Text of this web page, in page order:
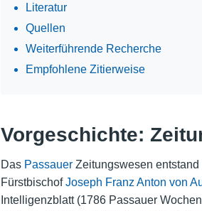
Literatur
Quellen
Weiterführende Recherche
Empfohlene Zitierweise
Vorgeschichte:
Das PassauerZeitungswesen entstand
FürstbischofJoseph Franz Anton von
Intelligenzblatt (1786 Passauer